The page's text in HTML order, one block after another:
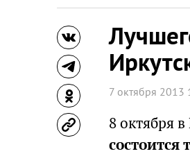
7 октября 2013
8 октября
состоится